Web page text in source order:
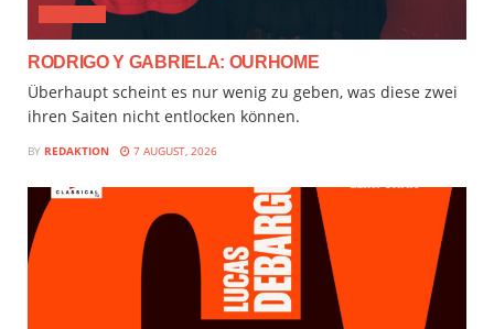
RODRIGO Y GABRIELA: OURHOME
Überhaupt scheint es nur wenig zu geben, was diese zwei
ihren Saiten nicht entlocken können.
BY REDAKTION 7 AUGUST, 2026